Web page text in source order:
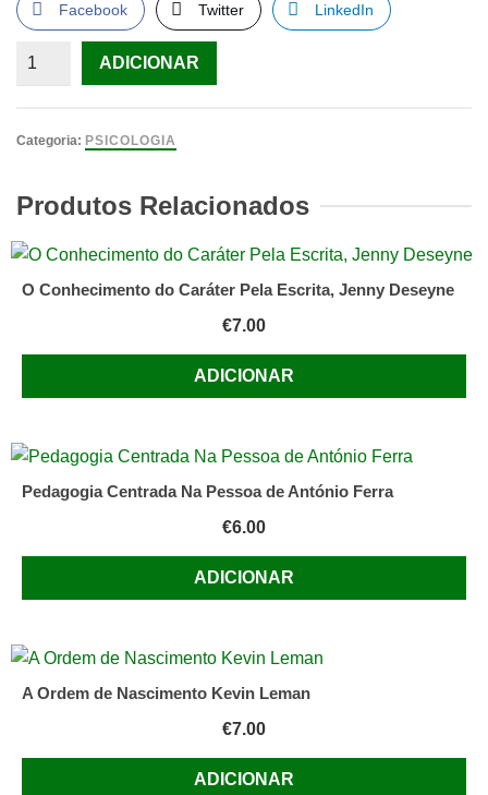
Facebook Twitter LinkedIn
Quantidade
Relatório
Shere
Hite
ADICIONAR
Categoria: PSICOLOGIA
Produtos Relacionados
O Conhecimento do Caráter Pela Escrita, Jenny Deseyne
€7.00
ADICIONAR
Pedagogia Centrada Na Pessoa de António Ferra
€6.00
ADICIONAR
A Ordem de Nascimento Kevin Leman
€7.00
ADICIONAR